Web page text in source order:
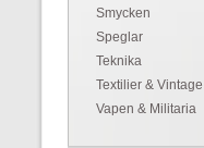
Smycken
Speglar
Teknika
Textilier & Vintage
Vapen & Militaria